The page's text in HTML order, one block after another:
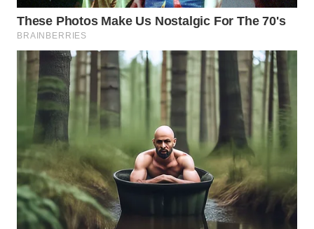
WAHANA
WAHANA
TANI
WAHANA
ADVOKAT
WAHANA
INFRASTRUKTUR